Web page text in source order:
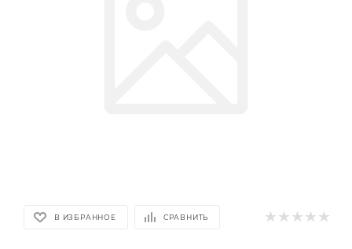
В ИЗБРАННОЕ СРАВНИТЬ